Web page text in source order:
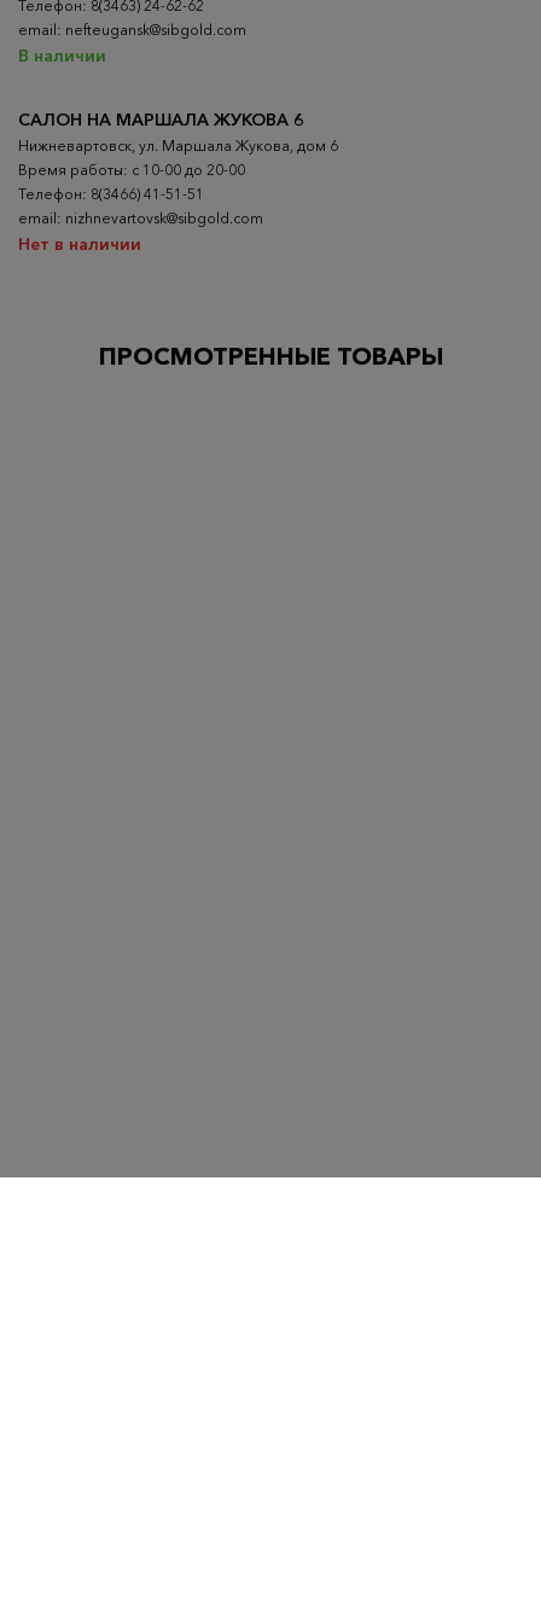
Телефон: 8(3463) 24-62-62
email: nefteugansk@sibgold.com
В наличии
САЛОН НА МАРШАЛА ЖУКОВА 6
Нижневартовск, ул. Маршала Жукова, дом 6
Время работы: с 10-00 до 20-00
Телефон: 8(3466) 41-51-51
email: nizhnevartovsk@sibgold.com
Нет в наличии
ПРОСМОТРЕННЫЕ ТОВАРЫ